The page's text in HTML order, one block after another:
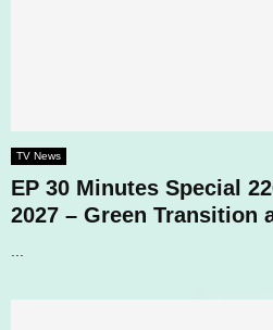
TV News
EP 30 Minutes Special
2027 – Green Transition